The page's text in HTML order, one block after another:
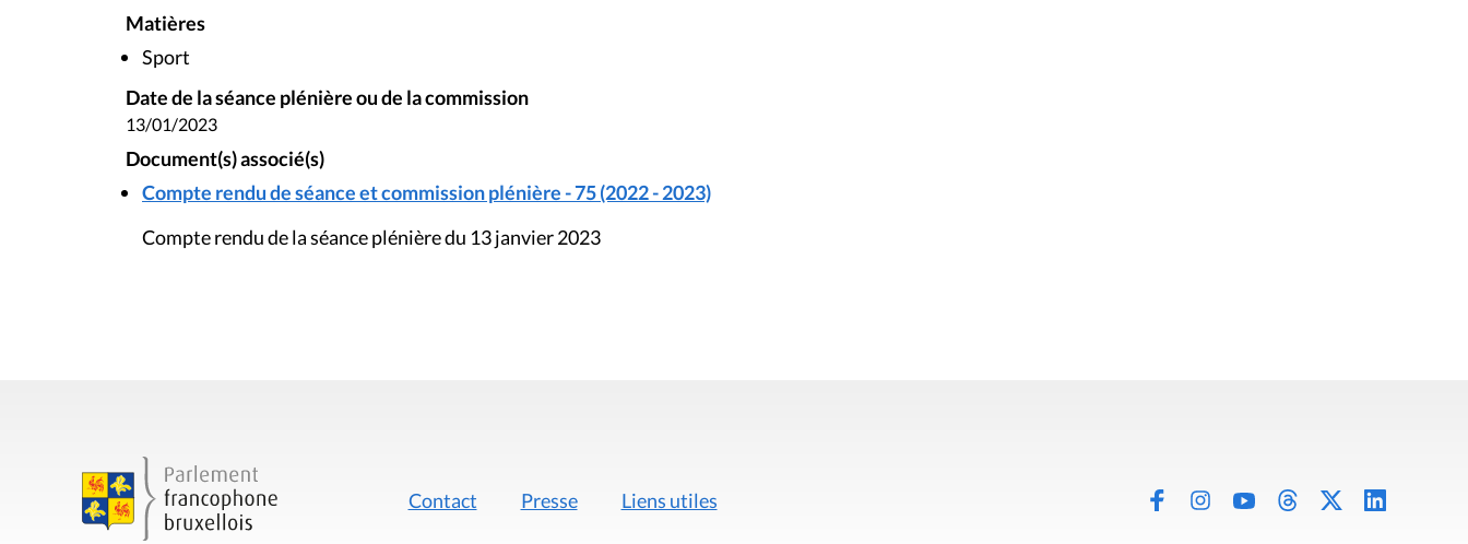
Matières
Sport
Date de la séance plénière ou de la commission
13/01/2023
Document(s) associé(s)
Compte rendu de séance et commission plénière - 75 (2022 - 2023)
Compte rendu de la séance plénière du 13 janvier 2023
Contact Presse Liens utiles